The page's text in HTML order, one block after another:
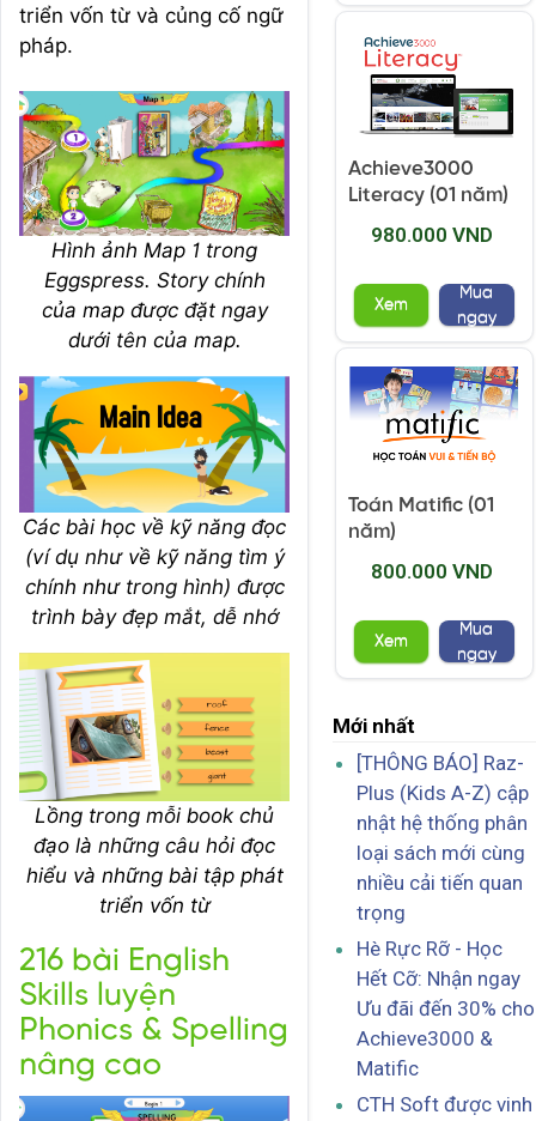
triển vốn từ và củng cố ngữ
pháp.
Hình ảnh Map 1 trong
Eggspress. Story chính
của map được đặt ngay
dưới tên của map.
Các bài học về kỹ năng đọc
(ví dụ như về kỹ năng tìm ý
chính như trong hình) được
trình bày đẹp mắt, dễ nhớ
Lồng trong mỗi book chủ
đạo là những câu hỏi đọc
hiểu và những bài tập phát
triển vốn từ
216 bài English
Skills luyện
Phonics & Spelling
nâng cao
Achieve3000
Literacy (01 năm)
980.000 VND
Xem
Mua
ngay
Toán Matific (01
năm)
800.000 VND
Xem
Mua
ngay
Mới nhất
[THÔNG BÁO] Raz-
Plus (Kids A-Z) cập
nhật hệ thống phân
loại sách mới cùng
nhiều cải tiến quan
trọng
Hè Rực Rỡ - Học
Hết Cỡ: Nhận ngay
Ưu đãi đến 30% cho
Achieve3000 &
Matific
CTH Soft được vinh